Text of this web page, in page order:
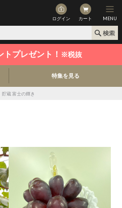
ログイン カート MENU
プレゼント！ ※税抜
特集を見る
貯蔵 富士の輝き